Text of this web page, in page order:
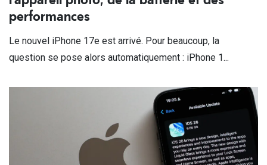
performances
Le nouvel iPhone 17e est arrivé. Pour beaucoup, la
question se pose alors automatiquement : iPhone 1...